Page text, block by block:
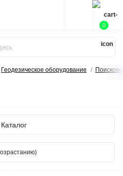
0
Геодезическое оборудование
Каталог